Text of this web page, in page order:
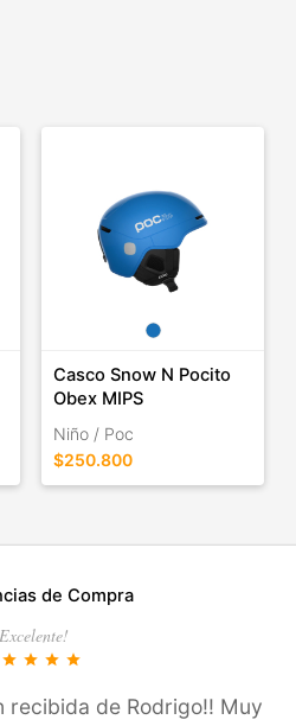
Casco Snow N Pocito
Obex MIPS
Niño / Poc
$250.800
de Compra
star star star star
recibida de Rodrigo!! Muy